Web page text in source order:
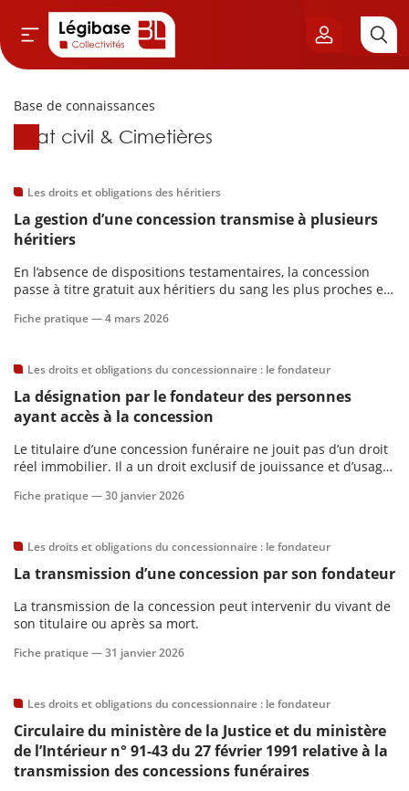
& Cimetières
& Élu local
Finances locales
publique
Base de connaissances
Base de connaissances
État civil & Cimetières
Les droits et obligations des héritiers
La gestion d’une concession transmise à plusieurs
héritiers
En l’absence de dispositions testamentaires, la concession
passe à titre gratuit aux héritiers du sang les plus proches en
Fiche pratique —4 mars 2026
Les droits et obligations du concessionnaire : le fondateur
La désignation par le fondateur des personnes
ayant accès à la concession
Le titulaire d’une concession funéraire ne jouit pas d’un droit
réel immobilier. Il a un droit exclusif de jouissance et d’usage
jouit pas de droits aussi étendus qu’un propriétaire.
Fiche pratique —30 janvier 2026
Les droits et obligations du concessionnaire : le fondateur
La transmission d’une concession par son fondateur
La transmission de la concession peut intervenir du vivant de
son titulaire ou après sa mort.
Fiche pratique —31 janvier 2026
Les droits et obligations du concessionnaire : le fondateur
Circulaire du ministère de la Justice et du ministère
de l’Intérieur n° 91-43 du 27 février 1991 relative à la
transmission des concessions funéraires